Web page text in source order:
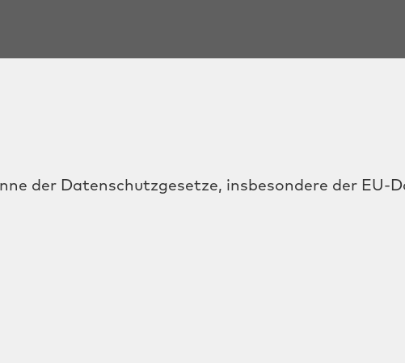
der Datenschutzgesetze, insbesondere der EU-